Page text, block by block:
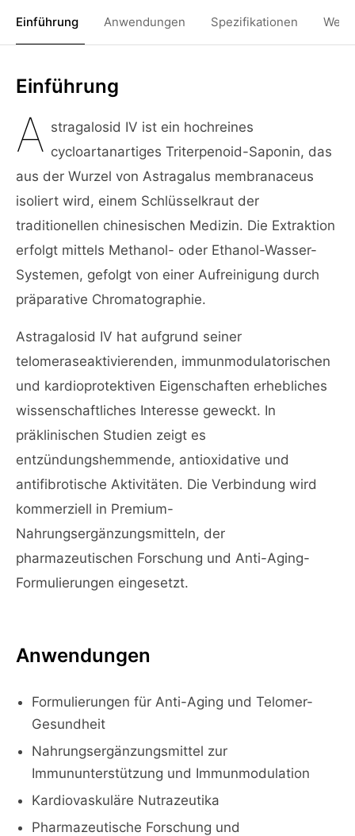
Einführung Anwendungen Spezifikationen
Einführung
A stragalosid IV ist ein hochreines
cycloartanartiges Triterpenoid-Saponin, das
aus der Wurzel von Astragalus membranaceus
isoliert wird, einem Schlüsselkraut der
traditionellen chinesischen Medizin. Die Extraktion
erfolgt mittels Methanol- oder Ethanol-Wasser-
Systemen, gefolgt von einer Aufreinigung durch
präparative Chromatographie.
Astragalosid IV hat aufgrund seiner
telomeraseaktivierenden, immunmodulatorischen
und kardioprotektiven Eigenschaften erhebliches
wissenschaftliches Interesse geweckt. In
präklinischen Studien zeigt es
entzündungshemmende, antioxidative und
antifibrotische Aktivitäten. Die Verbindung wird
kommerziell in Premium-
Nahrungsergänzungsmitteln, der
pharmazeutischen Forschung und Anti-Aging-
Formulierungen eingesetzt.
Anwendungen
Formulierungen für Anti-Aging und Telomer-
Gesundheit
Nahrungsergänzungsmittel zur
Immununterstützung und Immunmodulation
Kardiovaskuläre Nutrazeutika
Pharmazeutische Forschung und